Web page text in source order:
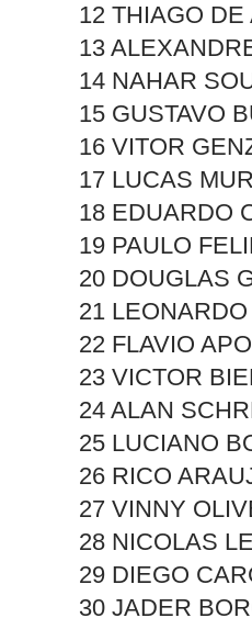
12 THIAGO
13
14 NAHAR
15 GUSTAVO
16 VITOR
17 LUCAS
18 EDUARDO
19 PAULO
20 DOUGLAS
21
22 FLAVIO
23 VICTOR
24 ALAN
25 LUCIANO
26 RICO
27 VINNY
28 NICOLAS
29 DIEGO
30 JADER